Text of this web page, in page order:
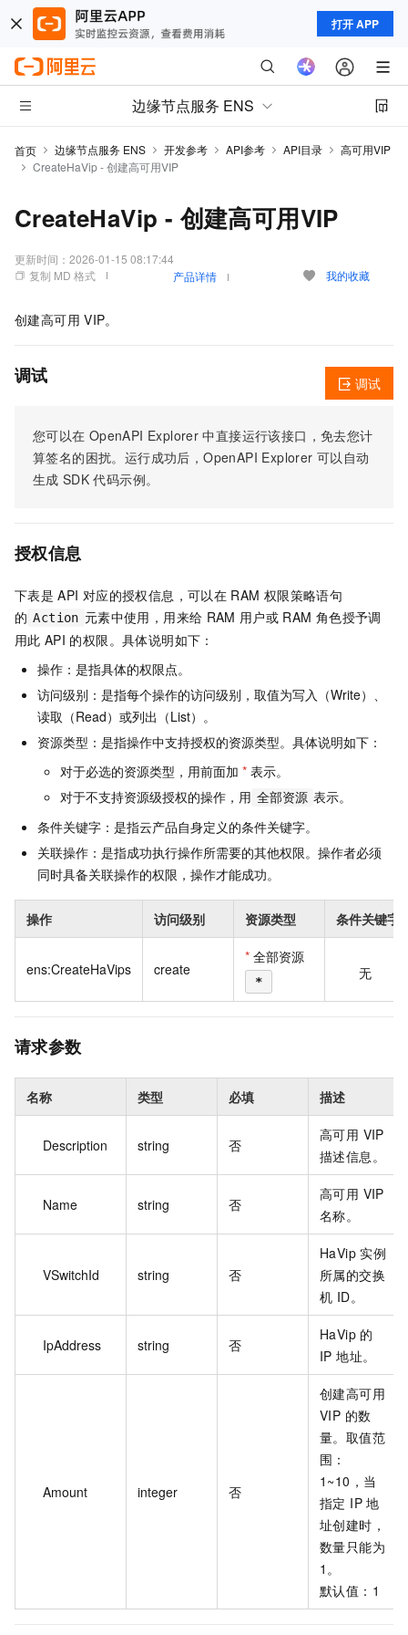
打开 APP
边缘节点服务 ENS
首页 边缘节点服务 ENS 开发参考 API参考 API目录
高可用VIP
CreateHaVip - 创建高可用VIP
CreateHaVip - 创建高可用VIP
更新时间： 2026-01-15 08:17:44
复制 MD 格式
产品详情 我的收藏
创建高可用 VIP。
调试
您可以在 OpenAPI Explorer 中直接运行该接口，免去您计
算签名的困扰。运行成功后，OpenAPI Explorer 可以自动
生成 SDK 代码示例。
调试
授权信息
下表是 API 对应的授权信息，可以在 RAM 权限策略语句
的 Action 元素中使用，用来给 RAM 用户或 RAM 角色授予调
用此 API 的权限。具体说明如下：
操作：是指具体的权限点。
访问级别：是指每个操作的访问级别，取值为写入（Write）、
读取（Read）或列出（List）。
资源类型：是指操作中支持授权的资源类型。具体说明如下：
对于必选的资源类型，用前面加 * 表示。
对于不支持资源级授权的操作，用 全部资源 表示。
条件关键字：是指云产品自身定义的条件关键字。
关联操作：是指成功执行操作所需要的其他权限。操作者必须
同时具备关联操作的权限，操作才能成功。
操作 访问级别 资源类型 条件关键字
ens:CreateHaVips create
* 全部资源
* 无
请求参数
名称 类型 必填 描述
Description string 否
高可用 VIP
描述信息。
Name string 否
高可用 VIP
名称。
VSwitchId string 否
HaVip 实例
所属的交换
机 ID。
IpAddress string 否
HaVip 的
IP 地址。
Amount integer 否
创建高可用
VIP 的数
量。取值范
围：
1~10，当
指定 IP 地
址创建时，
数量只能为
1。
默认值：1